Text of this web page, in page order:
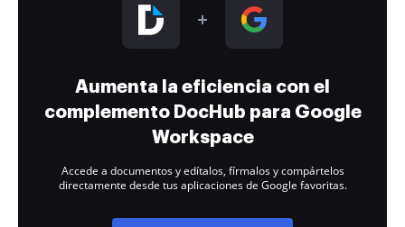
Aumenta la eficiencia con el
complemento DocHub para Google
Workspace
Accede a documentos y edítalos, fírmalos y compártelos
directamente desde tus aplicaciones de Google favoritas.